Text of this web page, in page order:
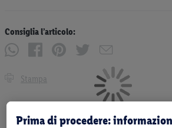
Consiglia l’articolo:
Stampa
Prima di procedere: